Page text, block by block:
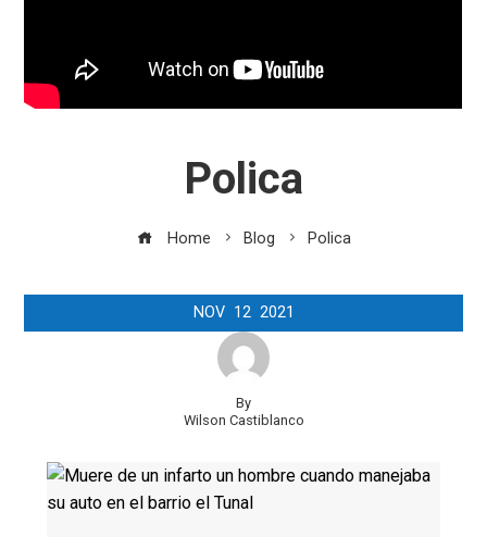
Polica
Home Blog Polica
NOV 12 2021
By
Wilson Castiblanco